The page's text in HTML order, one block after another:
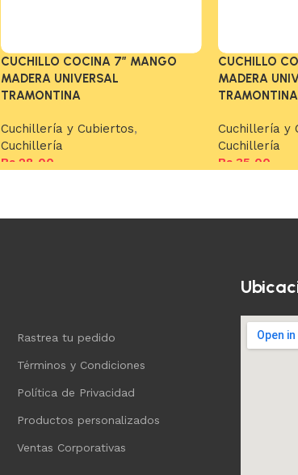
CUCHILLO COCINA 7″ MANGO
MADERA UNIVERSAL
TRAMONTINA
Cuchillería y Cubiertos,
Cuchillería
Bs. 28,00
CUCHILLO
MADERA
TRAMONTINA
Cuchillería y
Cuchillería
Bs. 35,00
Rastrea tu pedido
Términos y Condiciones
Política de Privacidad
Productos personalizados
Ventas Corporativas